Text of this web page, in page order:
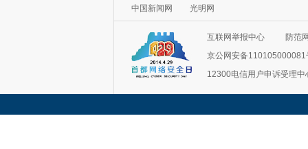
中国新闻网
光明网
互联网举报中心
防范
京公网安备110105000081
12300电信用户申诉受理中